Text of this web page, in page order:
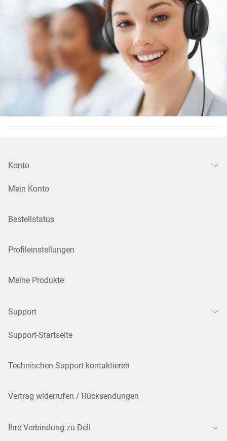
Konto
Mein Konto
Bestellstatus
Profileinstellungen
Meine Produkte
Support
Support-Startseite
Technischen Support kontaktieren
Vertrag widerrufen / Rücksendungen
Ihre Verbindung zu Dell